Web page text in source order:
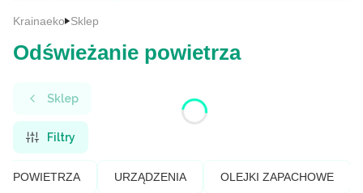
Krainaeko Sklep
Odświeżanie powietrza
Sklep
Filtry
POWIETRZA URZĄDZENIA OLEJKI ZAPACHOWE